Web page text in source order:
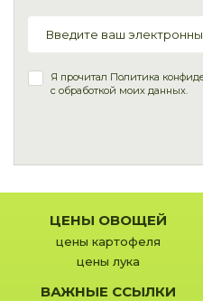
Я прочитал Политика
с обработкой моих данных.
ЦЕНЫ ОВОЩЕЙ
цены картофеля
цены лука
ВАЖНЫЕ ССЫЛКИ